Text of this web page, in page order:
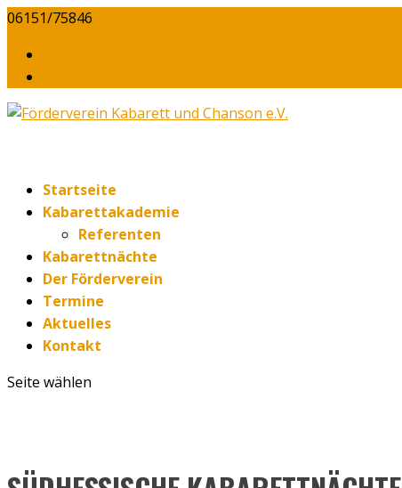
06151/75846
Start­sei­te
Kabarett­akademie
Refe­ren­ten
Kaba­rett­näch­te
Der För­der­ver­ein
Ter­mi­ne
Aktu­el­les
Kon­takt
Seite wählen